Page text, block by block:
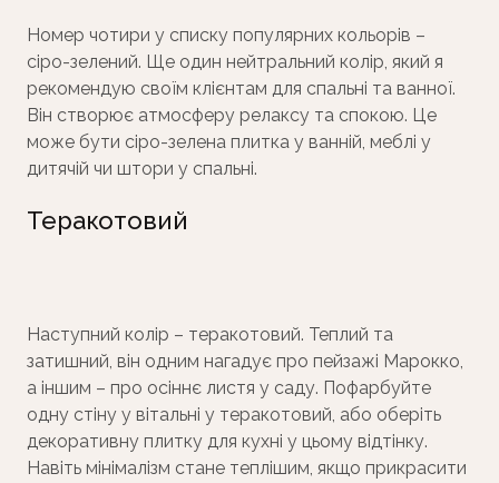
Номер чотири у списку популярних кольорів –
сіро-зелений. Ще один нейтральний колір, який я
рекомендую своїм клієнтам для спальні та ванної.
Він створює атмосферу релаксу та спокою. Це
може бути сіро-зелена плитка у ванній, меблі у
дитячій чи штори у спальні.
Теракотовий
Наступний колір – теракотовий. Теплий та
затишний, він одним нагадує про пейзажі Марокко,
а іншим – про осіннє листя у саду. Пофарбуйте
одну стіну у вітальні у теракотовий, або оберіть
декоративну плитку для кухні у цьому відтінку.
Навіть мінімалізм стане теплішим, якщо прикрасити